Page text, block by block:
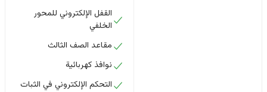
القفل الإلكتروني للمحور
الخلفي
مقاعد الصف الثالث
نوافذ كهربائية
التحكم الإلكتروني في الثبات